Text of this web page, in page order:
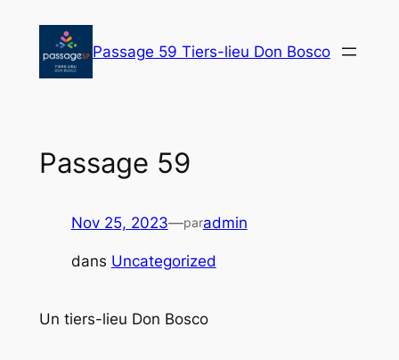
contenu
Passage 59 Tiers-lieu Don Bosco
Passage 59
Nov 25, 2023—paradmin
dans Uncategorized
Un tiers-lieu Don Bosco